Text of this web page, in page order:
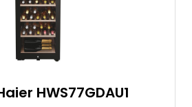
HWS77GDAU1